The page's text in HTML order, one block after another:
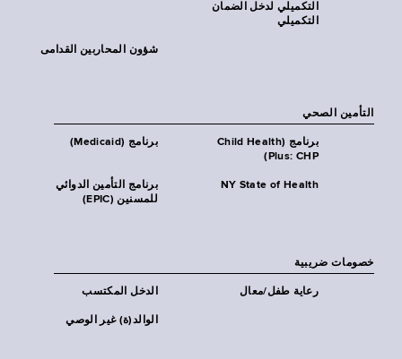
التكميلي لدخل الضمان
التكميلي
شؤون المحاربين القدامى
التأمين الصحي
برنامج (Medicaid)
برنامج (Child Health
Plus: CHP)
برنامج التأمين الدوائي
للمسنين (EPIC)
NY State of Health
خصومات ضريبية
الدخل المكتسب رعاية طفل/معال
الوالد(ة) غير الوصي